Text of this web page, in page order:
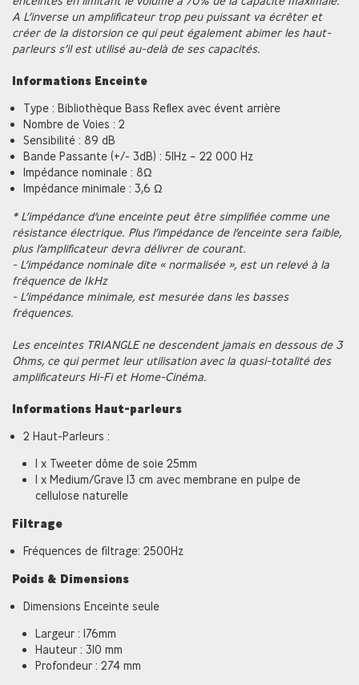
A L’inverse un amplificateur trop peu puissant va écrêter et
créer de la distorsion ce qui peut également abimer les haut-
parleurs s’il est utilisé au-delà de ses capacités.
Informations Enceinte
Type : Bibliothèque Bass Reflex avec évent arrière
Nombre de Voies : 2
Sensibilité : 89 dB
Bande Passante (+/- 3dB) : 51Hz – 22 000 Hz
Impédance nominale : 8Ω
Impédance minimale : 3,6 Ω
* L’impédance d’une enceinte peut être simplifiée comme une
résistance électrique. Plus l’impédance de l’enceinte sera faible,
plus l’amplificateur devra délivrer de courant.
- L’impédance nominale dite « normalisée », est un relevé à la
fréquence de 1kHz
- L’impédance minimale, est mesurée dans les basses
fréquences.
Les enceintes TRIANGLE ne descendent jamais en dessous de 3
Ohms, ce qui permet leur utilisation avec la quasi-totalité des
amplificateurs Hi-Fi et Home-Cinéma.
Informations Haut-parleurs
2 Haut-Parleurs :
1 x Tweeter dôme de soie 25mm
1 x Medium/Grave 13 cm avec membrane en pulpe de
cellulose naturelle
Filtrage
Fréquences de filtrage: 2500Hz
Poids & Dimensions
Dimensions Enceinte seule
Largeur : 176mm
Hauteur : 310 mm
Profondeur : 274 mm